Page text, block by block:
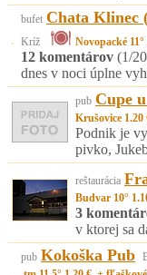
bufet Chata Klinec
Kríž
Novopacké 11°
12 komentárov (1/
dnes v noci úplne
pub Cupe
Krušovice
Podnik je
pivko,
reštaurácia
Budvar 10°
3
v ktorej sa
pub Kokoška Pub